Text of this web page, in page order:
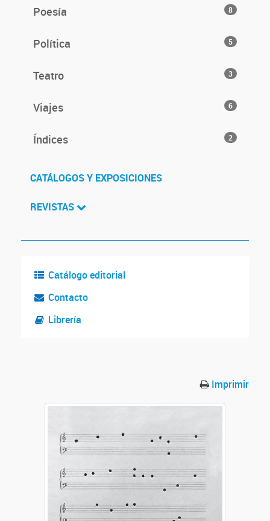
Poesía 8
Política 5
Teatro 3
Viajes 6
Índices 2
CATÁLOGOS Y EXPOSICIONES
REVISTAS
Catálogo editorial
Contacto
Librería
Imprimir